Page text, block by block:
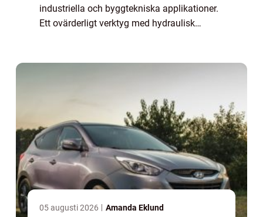
industriella och byggtekniska applikationer.
Ett ovärderligt verktyg med hydraulisk
05 augusti 2026 Amanda Eklund